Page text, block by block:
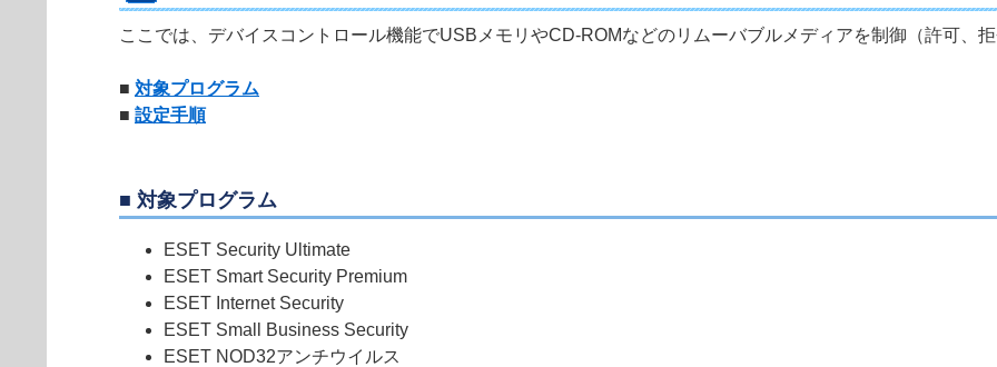
ここでは、デバイスコントロール機能でUSBメモリやCD-ROMなどのリムーバブルメディアを制御（許可、
■ 対象プログラム
■ 設定手順
■ 対象プログラム
ESET Security Ultimate
ESET Smart Security Premium
ESET Internet Security
ESET Small Business Security
ESET NOD32アンチウイルス